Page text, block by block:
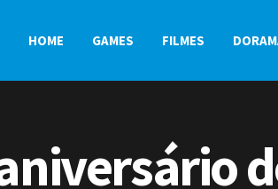
HOME GAMES FILMES